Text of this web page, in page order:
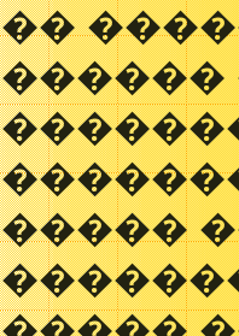
��
������
�����